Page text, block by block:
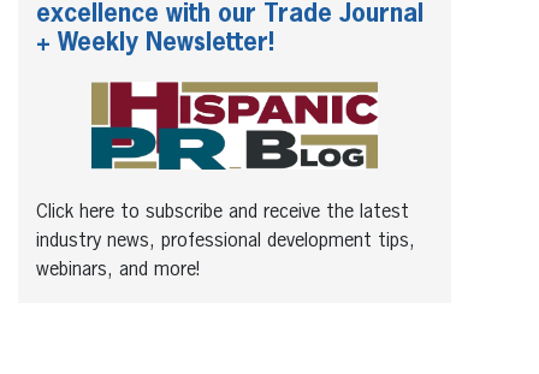
excellence with our Trade Journal
+ Weekly Newsletter!
Click here to subscribe and receive the latest
industry news, professional development tips,
webinars, and more!